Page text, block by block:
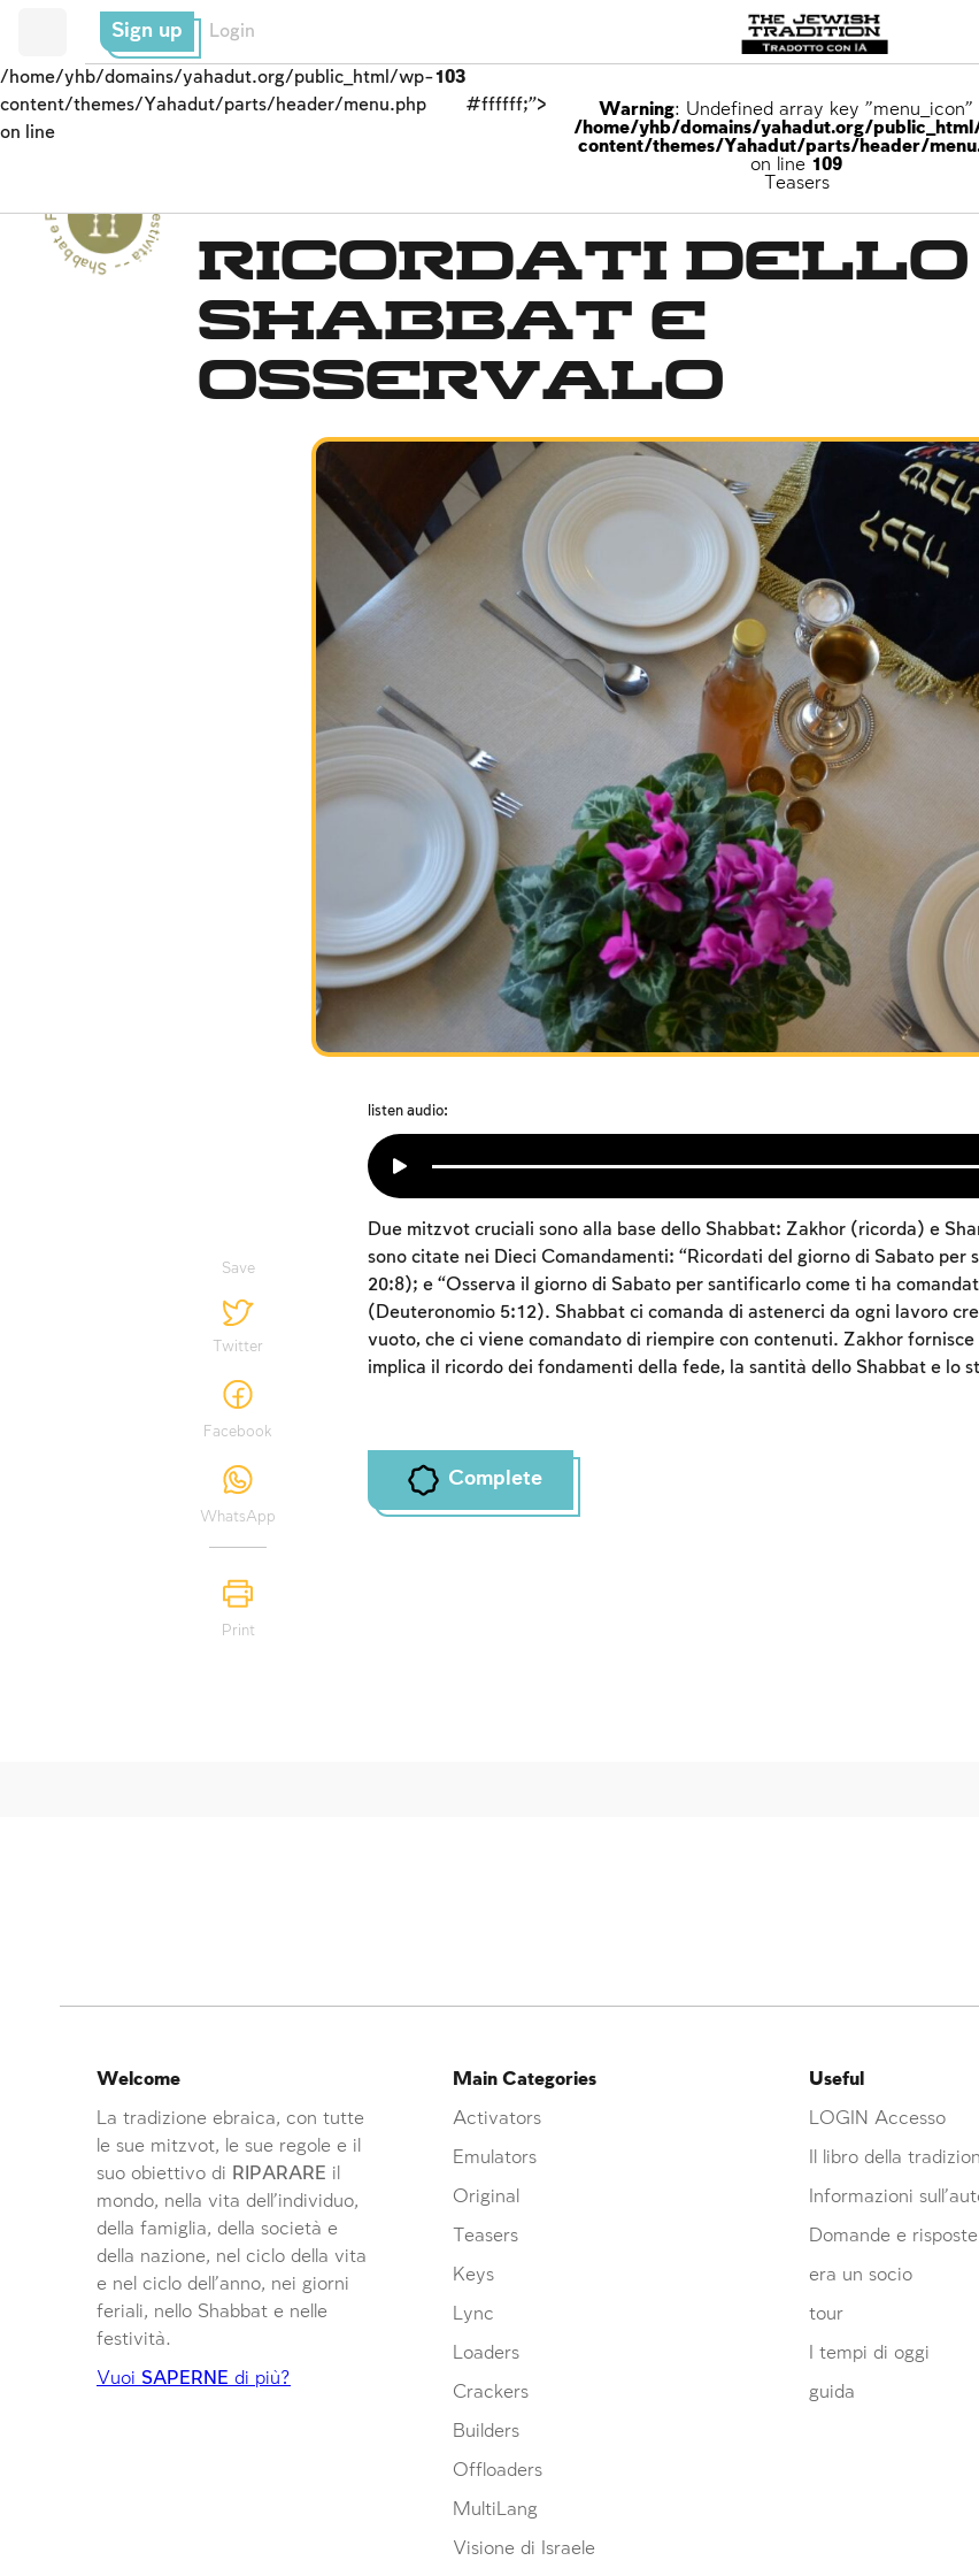
Sign up Login
/home/yhb/domains/yahadut.org/public_html/wp-
content/themes/Yahadut/parts/header/menu.php
on line
103
#ffffff;">
Warning: Undefined array key "menu_icon"
/home/yhb/domains/yahadut.org/
content/themes/Yahadut/parts/header/
on line 109
Teasers
Shabbat e Festività - Shabbat e Festività -- Ricordati dello
Shabbat e
osservalo
listen audio:
Save
Twitter
Facebook
WhatsApp
Print
Due mitzvot cruciali sono alla base dello Shabbat: Zakhor (ricorda) e
sono citate nei Dieci Comandamenti: “Ricordati del giorno di Sabato per
20:8); e “Osserva il giorno di Sabato per santificarlo come ti ha
(Deuteronomio 5:12). Shabbat ci comanda di astenerci da ogni lavoro
vuoto, che ci viene comandato di riempire con contenuti. Zakhor
implica il ricordo dei fondamenti della fede, la santità dello Shabbat e lo
Complete
Useful
LOGIN Accesso
Il libro della
Informazioni
Domande e risposte
era un socio
tour
I tempi di oggi
guida
Main Categories
Activators
Emulators
Original
Teasers
Keys
Lync
Loaders
Crackers
Builders
Offloaders
MultiLang
Visione di Israele
Welcome
La tradizione ebraica, con tutte
le sue mitzvot, le sue regole e il
suo obiettivo di RIPARARE il
mondo, nella vita dell’individuo,
della famiglia, della società e
della nazione, nel ciclo della vita
e nel ciclo dell’anno, nei giorni
feriali, nello Shabbat e nelle
festività.
Vuoi SAPERNE di più?